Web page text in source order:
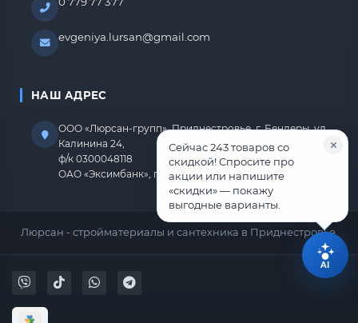
evgeniya.lursan@gmail.com
НАШ АДРЕС
ООО «Люрсан-групп», Приднестровье, г. Бендеры, ул.
Калинина 24,
ф/к 0300048118
ОАО «Эксимбанк», г.Бендеры, р/с 2212670000000818
Люрсан - стройматериалы и сантехника в Приднестровье.
Сейчас 243 товаров со
скидкой! Спросите про
акции или напишите
«скидки» — покажу
выгодные варианты.
AI